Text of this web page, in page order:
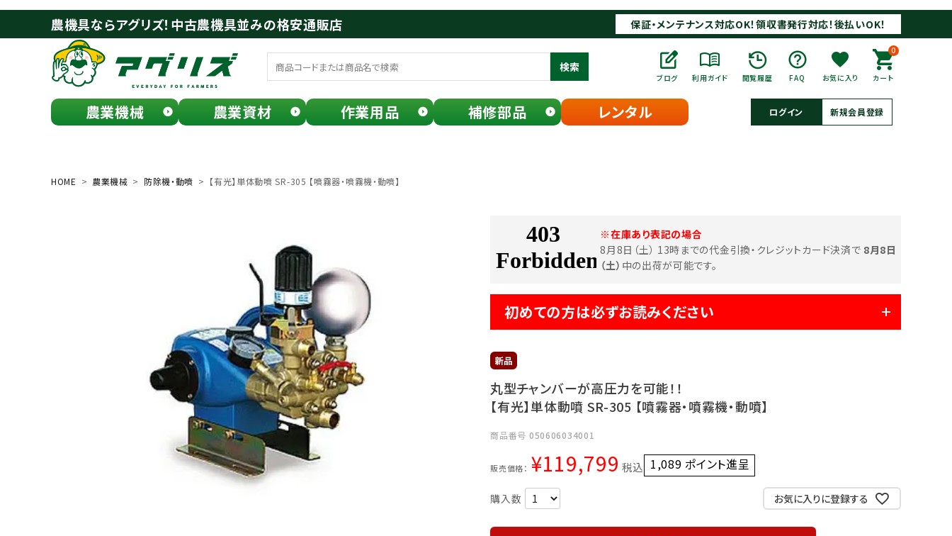
農機具ならアグリズ！中古農機具並みの格安通販店 保証・メンテナンス対応OK！領収書発行対応！後払いOK！
検索
ブログ 利用ガイド 閲覧履歴 FAQ お気に入り
0
カート
農業機械 農業資材 作業用品 補修部品 レンタル ログイン 新規会員登録
search
HOME 農業機械 防除機・動噴 【有光】単体動噴 SR-305 【噴霧器・噴霧機・動噴】
※在庫あり表記の場合
8月8日（土） 13時までの代金引換・クレジットカード決済で 8月8日
（土） 中の出荷が可能です。
初めての方は必ずお読みください
丸型チャンバーが高圧力を可能！！
【有光】単体動噴 SR-305 【噴霧器・噴霧機・動噴】
商品番号 050606034001
販売価格： ¥119,799 税込 1,089 ポイント進呈 ]
お気に入りに登録する